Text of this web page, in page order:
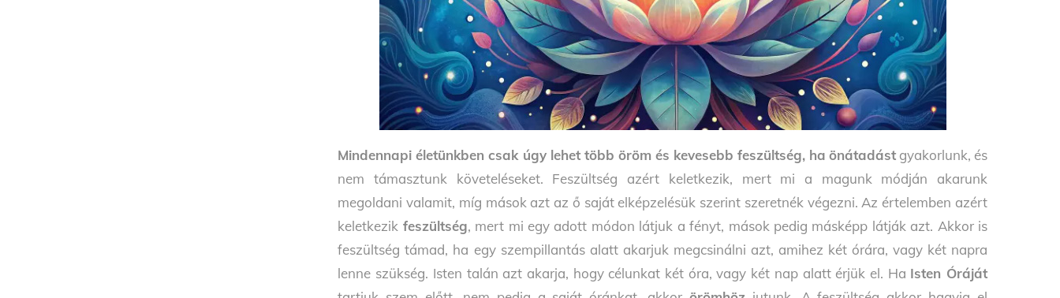
Mindennapi életünkben csak úgy lehet több öröm és kevesebb feszültség, ha önátadástgyakorlunk, és
nem támasztunk követeléseket. Feszültség azért keletkezik, mert mi a magunk módján akarunk
megoldani valamit, míg mások azt az ő saját elképzelésük szerint szeretnék végezni. Az értelemben azért
keletkezik feszültség, mert mi egy adott módon látjuk a fényt, mások pedig másképp látják azt. Akkor is
feszültség támad, ha egy szempillantás alatt akarjuk megcsinálni azt, amihez két órára, vagy két napra
lenne szükség. Isten talán azt akarja, hogy célunkat két óra, vagy két nap alatt érjük el. Ha Isten Óráját